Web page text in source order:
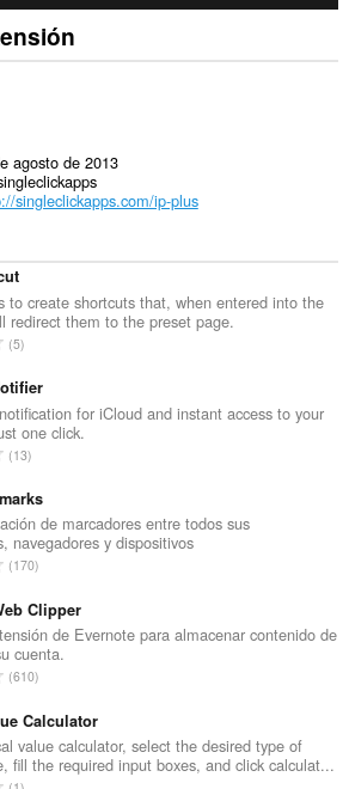
agosto de 2013
singleclickapps.com/ip-plus
to create shortcuts that, when entered into the
redirect them to the preset page.
N
m
e
r
o
o
t
a
d
e
v
a
o
r
a
5
for iCloud and instant access to your
one click.
N
m
e
r
o
o
t
a
d
e
v
13
de marcadores entre todos sus
navegadores y dispositivos
N
m
e
r
o
o
t
a
170
Clipper
de Evernote para almacenar contenido de
cuenta.
N
m
e
r
610
Calculator
value calculator, select the desired type of
fill the required input boxes, and click calculat...